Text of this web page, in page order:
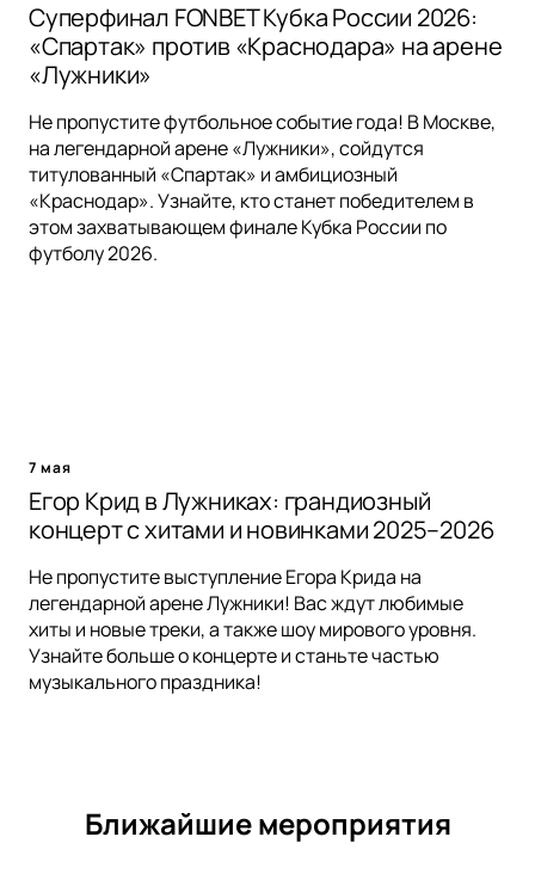
Суперфинал FONBET Кубка России 2026:
«Спартак» против «Краснодара» на арене
«Лужники»
Не пропустите футбольное событие года! В Москве,
на легендарной арене «Лужники», сойдутся
титулованный «Спартак» и амбициозный
«Краснодар». Узнайте, кто станет победителем в
этом захватывающем финале Кубка России по
футболу 2026.
7 мая
Егор Крид в Лужниках: грандиозный
концерт с хитами и новинками 2025–2026
Не пропустите выступление Егора Крида на
легендарной арене Лужники! Вас ждут любимые
хиты и новые треки, а также шоу мирового уровня.
Узнайте больше о концерте и станьте частью
музыкального праздника!
Ближайшие мероприятия